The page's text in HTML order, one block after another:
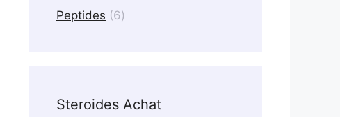
Peptides 66
Steroides Achat